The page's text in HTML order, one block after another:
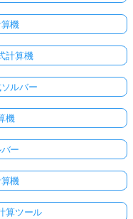
機
計算機
ルバー
機
ー
機
算ツール